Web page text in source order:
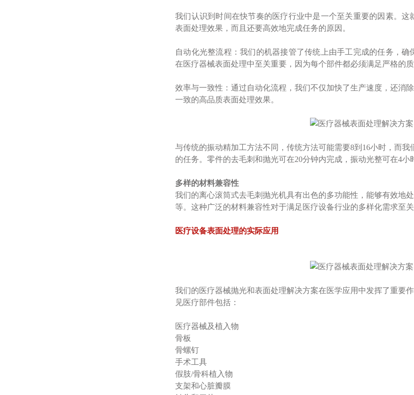
我们认识到时间在快节奏的医疗行业中是一个至关重要的因素。
表面处理效果，而且还要高效地完成任务的原因。
自动化光整流程：我们的机器接管了传统上由手工完成的任务，
在医疗器械表面处理中至关重要，因为每个部件都必须满足严格的质
效率与一致性：通过自动化流程，我们不仅加快了生产速度，还消
一致的高品质表面处理效果。
与传统的振动精加工方法不同，传统方法可能需要8到16小时，而
的任务。零件的去毛刺和抛光可在20分钟内完成，振动光整可在4小
多样的材料兼容性
我们的离心滚筒式去毛刺抛光机具有出色的多功能性，能够有效地
等。这种广泛的材料兼容性对于满足医疗设备行业的多样化需求至关
医疗设备表面处理的实际应用
我们的医疗器械抛光和表面处理解决方案在医学应用中发挥了重要
见医疗部件包括：
医疗器械及植入物
骨板
骨螺钉
手术工具
假肢/骨科植入物
支架和心脏瓣膜